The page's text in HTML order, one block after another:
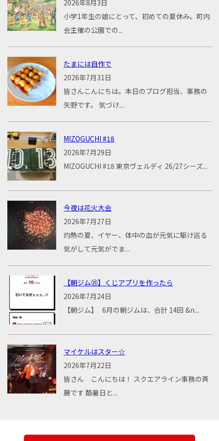
2026年8月3日
小学1年生の娘にとって、初めての夏休み。町内
会主催の公園での...
たまには自作で
2026年7月31日
皆さんこんにちは。本日のブログ担当、事務の
矢野です。 気づけ...
MIZOGUCHI #18
2026年7月29日
MIZOGUCHI #18 東京ヴェルディ 26/27シーズ...
今夜は花火大会
2026年7月27日
灼熱の夏、イヤー、体中の血が元気に駆け巡る
気がして元気がでま...
【朝ジム㉕】くじアプリを作ったら
2026年7月24日
【朝ジム】 6月の朝ジムは、合計 14回 &n...
マイケルはスター☆
2026年7月22日
皆さん こんにちは！ スクエアライン事務の斉
藤です 酷暑日と...